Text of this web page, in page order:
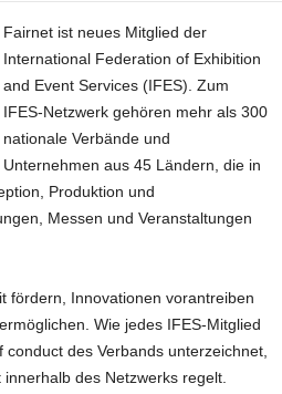
Fairnet ist neues Mitglied der
International Federation of Exhibition
and Event Services (IFES). Zum
IFES-Netzwerk gehören mehr als 300
nationale Verbände und
Unternehmen aus 45 Ländern, die in
Produktion und
Messen und Veranstaltungen
fördern, Innovationen vorantreiben
Wie jedes IFES-Mitglied
des Verbands unterzeichnet,
des Netzwerks regelt.